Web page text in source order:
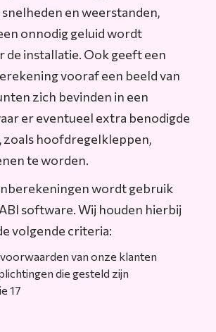
en weerstanden,
onnodig geluid wordt
de installatie. Ook geeft een
vooraf een beeld van
zich bevinden in een
er eventueel extra benodigde
hoofdregelkleppen,
te worden.
wordt gebruik
software. Wij houden hierbij
volgende criteria:
van onze klanten
die gesteld zijn
17